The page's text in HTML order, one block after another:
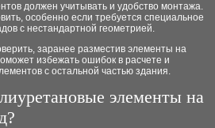
должен учитывать и удобство монтажа.
особенно если требуется специальное
с нестандартной геометрией.
заранее разместив элементы на
избежать ошибок в расчете и
с остальной частью здания.
элементы на